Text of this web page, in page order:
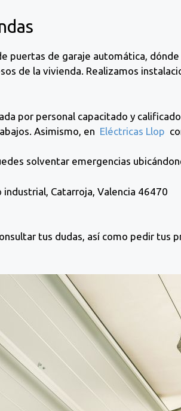
puertas de garaje automática,
de la vivienda. Realizamos
por personal capacitado y
Asimismo, en Eléctricas Llop
solventar emergencias
Catarroja, Valencia 46470
tus dudas, así como pedir tus